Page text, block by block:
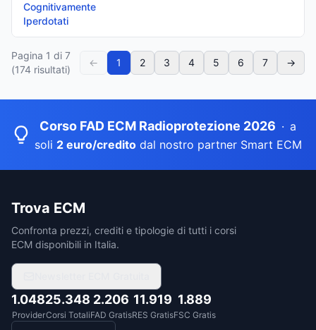
Cognitivamente
Iperdotati
Pagina 1 di 7
(174 risultati)
← 1 2 3 4 5 6 7 →
Corso FAD ECM Radioprotezione 2026 · a
soli 2 euro/creditodal nostro partner Smart ECM
Trova ECM
Confronta prezzi, crediti e tipologie di tutti i corsi
ECM disponibili in Italia.
1.048
Provider
25.348
Corsi Totali
2.206
FAD Gratis
11.919
RES Gratis
1.889
FSC Gratis